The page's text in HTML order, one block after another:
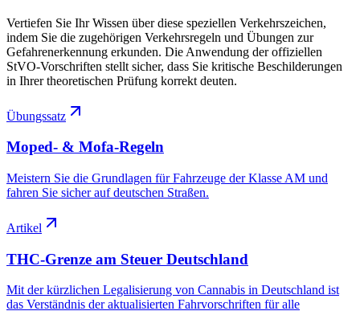
Vertiefen Sie Ihr Wissen über diese speziellen Verkehrszeichen,
indem Sie die zugehörigen Verkehrsregeln und Übungen zur
Gefahrenerkennung erkunden. Die Anwendung der offiziellen
StVO-Vorschriften stellt sicher, dass Sie kritische Beschilderungen
in Ihrer theoretischen Prüfung korrekt deuten.
Übungssatz
Moped- & Mofa-Regeln
Meistern Sie die Grundlagen für Fahrzeuge der Klasse AM und
fahren Sie sicher auf deutschen Straßen.
Artikel
THC-Grenze am Steuer Deutschland
Mit der kürzlichen Legalisierung von Cannabis in Deutschland ist
das Verständnis der aktualisierten Fahrvorschriften für alle